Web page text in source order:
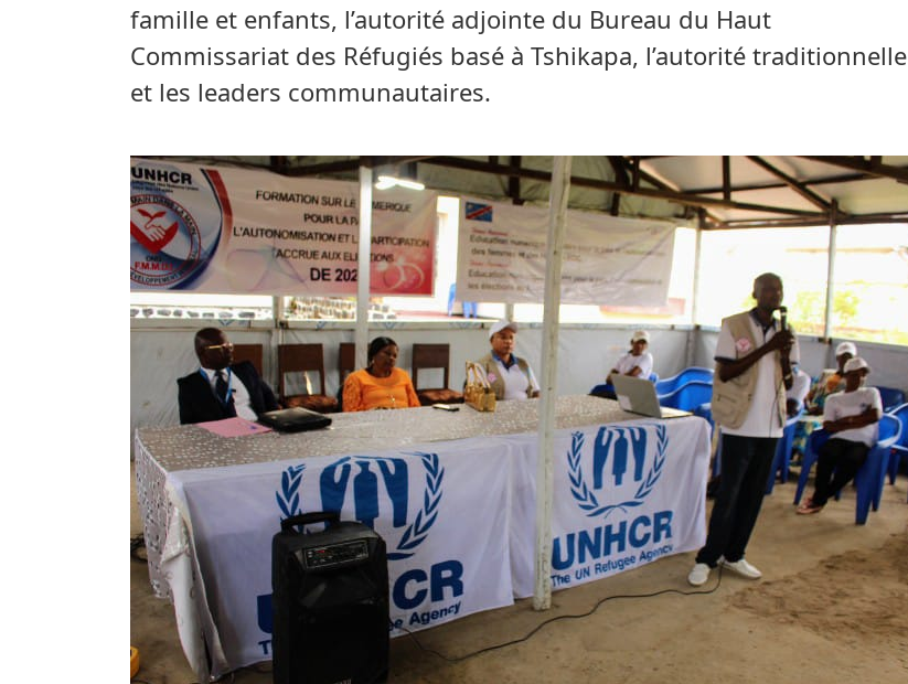
famille et enfants, l’autorité adjointe du Bureau du Haut
Commissariat des Réfugiés basé à Tshikapa, l’autorité traditionnelle
et les leaders communautaires.